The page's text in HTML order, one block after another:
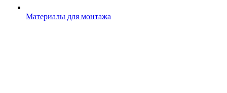
Материалы для монтажа